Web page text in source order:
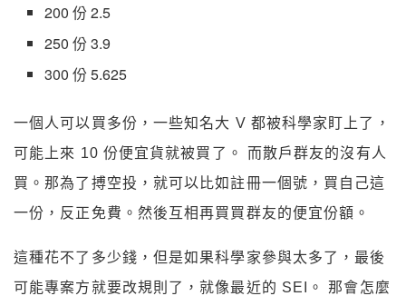
200 份 2.5
250 份 3.9
300 份 5.625
一個人可以買多份，一些知名大 V 都被科學家盯上了，
可能上來 10 份便宜貨就被買了。 而散戶群友的沒有人
買。那為了搏空投，就可以比如註冊一個號，買自己這
一份，反正免費。然後互相再買買群友的便宜份額。
這種花不了多少錢，但是如果科學家參與太多了，最後
可能專案方就要改規則了，就像最近的 SEI。 那會怎麼